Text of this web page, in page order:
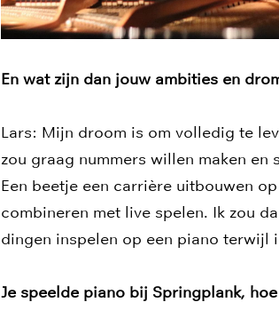
En wat zijn dan jouw ambities en
Lars: Mijn droom is om volledig te
zou graag nummers willen maken en
Een beetje een carrière uitbouwen
combineren met live spelen. Ik zou
dingen inspelen op een piano terwijl
Je speelde piano bij Springplank,